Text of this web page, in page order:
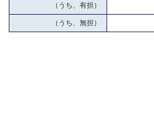
（うち、有担）
（うち、無担）